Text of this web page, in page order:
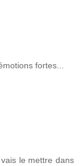
fortes...
le mettre dans